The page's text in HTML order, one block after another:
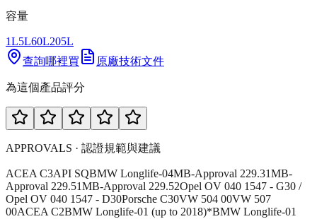
容量
1L5L60L205L
查詢哪裡買
原廠技術文件
為這個產品評分
APPROVALS · 認證規範與建議
ACEA C3API SQBMW Longlife-04MB-Approval 229.31MB-
Approval 229.51MB-Approval 229.52Opel OV 040 1547 - G30 /
Opel OV 040 1547 - D30Porsche C30VW 504 00VW 507
00ACEA C2BMW Longlife-01 (up to 2018)*BMW Longlife-01